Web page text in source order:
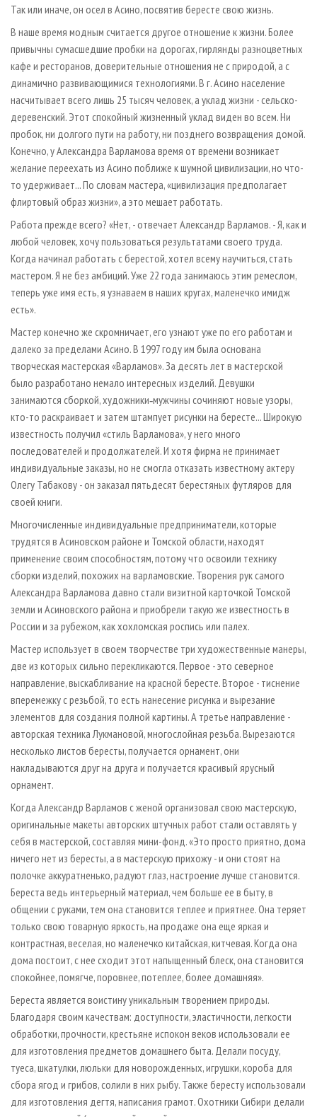
Так или иначе, он осел в Асино, посвятив бересте свою жизнь.
В наше время модным считается другое отношение к жизни. Более
привычны сумасшедшие пробки на дорогах, гирлянды разноцветных
кафе и ресторанов, доверительные отношения не с природой, а с
динамично развивающимися технологиями. В г. Асино население
насчитывает всего лишь 25 тысяч человек, а уклад жизни - сельско-
деревенский. Этот спокойный жизненный уклад виден во всем. Ни
пробок, ни долгого пути на работу, ни позднего возвращения домой.
Конечно, у Александра Варламова время от времени возникает
желание переехать из Асино поближе к шумной цивилизации, но что-
то удерживает... По словам мастера, «цивилизация предполагает
флиртовый образ жизни», а это мешает работать.
Работа прежде всего? «Нет, - отвечает Александр Варламов. - Я, как и
любой человек, хочу пользоваться результатами своего труда.
Когда начинал работать с берестой, хотел всему научиться, стать
мастером. Я не без амбиций. Уже 22 года занимаюсь этим ремеслом,
теперь уже имя есть, я узнаваем в наших кругах, маленечко имидж
есть».
Мастер конечно же скромничает, его узнают уже по его работам и
далеко за пределами Асино. В 1997 году им была основана
творческая мастерская «Варламов». За десять лет в мастерской
было разработано немало интересных изделий. Девушки
занимаются сборкой, художники‑мужчины сочиняют новые узоры,
кто-то раскраивает и затем штампует рисунки на бересте... Широкую
известность получил «стиль Варламова», у него много
последователей и продолжателей. И хотя фирма не принимает
индивидуальные заказы, но не смогла отказать известному актеру
Олегу Табакову - он заказал пятьдесят берестяных футляров для
своей книги.
Многочисленные индивидуальные предприниматели, которые
трудятся в Асиновском районе и Томской области, находят
применение своим способностям, потому что освоили технику
сборки изделий, похожих на варламовские. Творения рук самого
Александра Варламова давно стали визитной карточкой Томской
земли и Асиновского района и приобрели такую же известность в
России и за рубежом, как хохломская роспись или палех.
Мастер использует в своем творчестве три художественные манеры,
две из которых сильно перекликаются. Первое - это северное
направление, выскабливание на красной бересте. Второе - тиснение
вперемежку с резьбой, то есть нанесение рисунка и вырезание
элементов для создания полной картины. А третье направление -
авторская техника Лукмановой, многослойная резьба. Вырезаются
несколько листов бересты, получается орнамент, они
накладываются друг на друга и получается красивый ярусный
орнамент.
Когда Александр Варламов с женой организовал свою мастерскую,
оригинальные макеты авторских штучных работ стали оставлять у
себя в мастерской, составляя мини-фонд. «Это просто приятно, дома
ничего нет из бересты, а в мастерскую прихожу - и они стоят на
полочке аккуратненько, радуют глаз, настроение лучше становится.
Береста ведь интерьерный материал, чем больше ее в быту, в
общении с руками, тем она становится теплее и приятнее. Она теряет
только свою товарную яркость, на продаже она еще яркая и
контрастная, веселая, но маленечко китайская, китчевая. Когда она
дома постоит, с нее сходит этот напыщенный блеск, она становится
спокойнее, помягче, поровнее, потеплее, более домашняя».
Береста является воистину уникальным творением природы.
Благодаря своим качествам: доступности, эластичности, легкости
обработки, прочности, крестьяне испокон веков использовали ее
для изготовления предметов домашнего быта. Делали посуду,
туеса, шкатулки, люльки для новорожденных, игрушки, короба для
сбора ягод и грибов, солили в них рыбу. Также бересту использовали
для изготовления дегтя, написания грамот. Охотники Сибири делали